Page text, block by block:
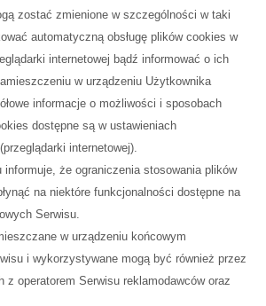
zostać zmienione w szczególności w taki
automatyczną obsługę plików cookies w
internetowej bądź informować o ich
w urządzeniu Użytkownika
informacje o możliwości i sposobach
dostępne są w ustawieniach
internetowej).
informuje, że ograniczenia stosowania plików
na niektóre funkcjonalności dostępne na
Serwisu.
w urządzeniu końcowym
i wykorzystywane mogą być również przez
z operatorem Serwisu reklamodawców oraz